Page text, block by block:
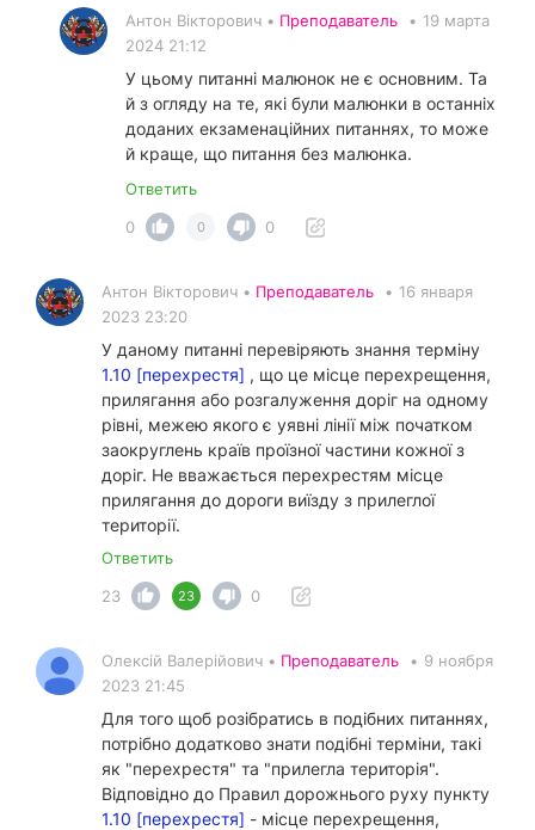
Антон Вікторович • Преподаватель • 19 марта
2024 21:12
У цьому питанні малюнок не є основним. Та
й з огляду на те, які були малюнки в останніх
доданих екзаменаційних питаннях, то може
й краще, що питання без малюнка.
Ответить
0
0 0
Антон Вікторович • Преподаватель • 16 января
2023 23:20
У даному питанні перевіряють знання терміну
1.10 [перехрестя] , що це місце перехрещення,
прилягання або розгалуження доріг на одному
рівні, межею якого є уявні лінії між початком
заокруглень країв проїзної частини кожної з
доріг. Не вважається перехрестям місце
прилягання до дороги виїзду з прилеглої
території.
Ответить
23
23 0
Олексій Валерійович • Преподаватель • 9 ноября
2023 21:45
Для того щоб розібратись в подібних питаннях,
потрібно додатково знати подібні терміни, такі
як "перехрестя" та "прилегла територія".
Відповідно до Правил дорожнього руху пункту
1.10 [перехрестя] - місце перехрещення,